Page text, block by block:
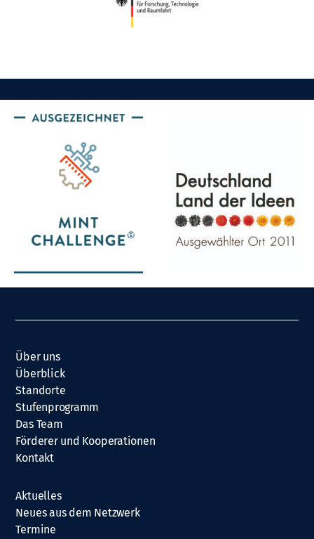
Über uns
Überblick
Standorte
Stufenprogramm
Das Team
Förderer und Kooperationen
Kontakt
Aktuelles
Neues aus dem Netzwerk
Termine